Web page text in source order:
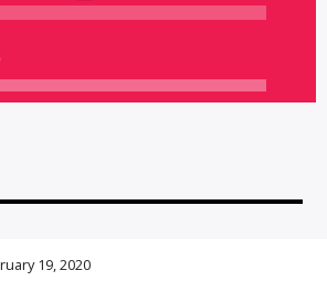
19, 2020